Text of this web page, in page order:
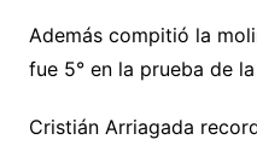
Además compitió la
fue 5° en la prueba de
Cristián Arriagada